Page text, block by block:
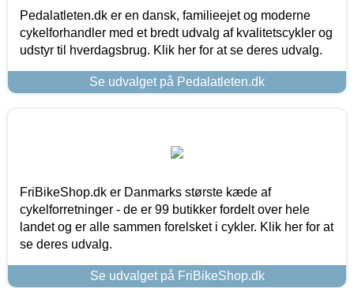
Pedalatleten.dk er en dansk, familieejet og moderne
cykelforhandler med et bredt udvalg af kvalitetscykler og
udstyr til hverdagsbrug. Klik her for at se deres udvalg.
Se udvalget på Pedalatleten.dk
FriBikeShop.dk er Danmarks største kæde af
cykelforretninger - de er 99 butikker fordelt over hele
landet og er alle sammen forelsket i cykler. Klik her for at
se deres udvalg.
Se udvalget på FriBikeShop.dk